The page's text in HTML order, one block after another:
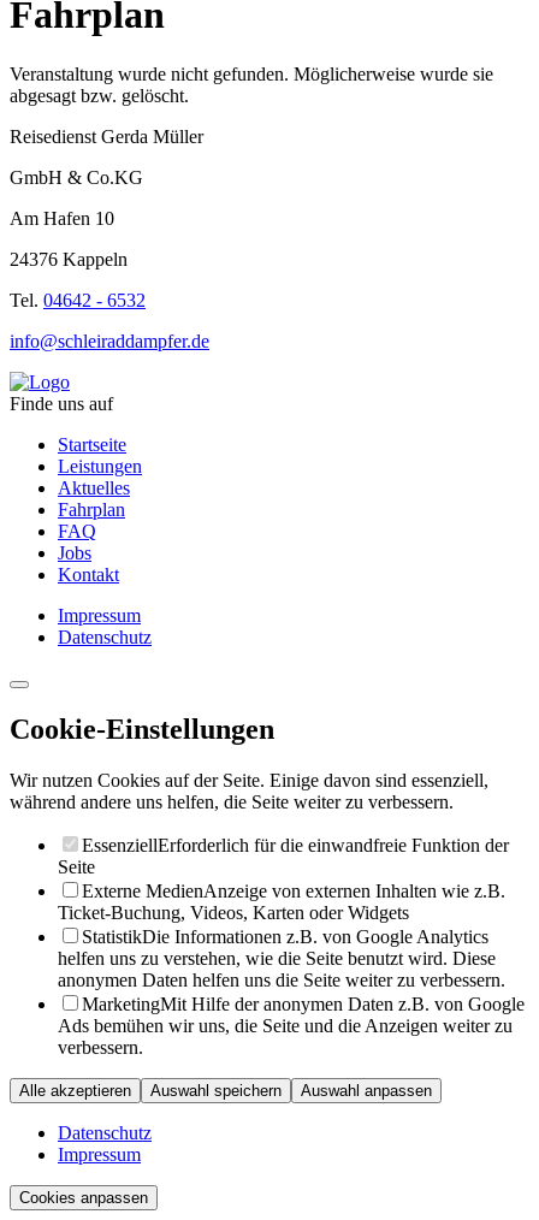
Fahrplan
Veranstaltung wurde nicht gefunden. Möglicherweise wurde sie
abgesagt bzw. gelöscht.
Reisedienst Gerda Müller
GmbH & Co.KG
Am Hafen 10
24376 Kappeln
Tel. 04642 - 6532
info@schleiraddampfer.de
Finde uns auf
Startseite
Leistungen
Aktuelles
Fahrplan
FAQ
Jobs
Kontakt
Impressum
Datenschutz
Cookie-Einstellungen
Wir nutzen Cookies auf der Seite. Einige davon sind essenziell,
während andere uns helfen, die Seite weiter zu verbessern.
EssenziellErforderlich für die einwandfreie Funktion der
Seite
Externe MedienAnzeige von externen Inhalten wie z.B.
Ticket-Buchung, Videos, Karten oder Widgets
StatistikDie Informationen z.B. von Google Analytics
helfen uns zu verstehen, wie die Seite benutzt wird. Diese
anonymen Daten helfen uns die Seite weiter zu verbessern.
MarketingMit Hilfe der anonymen Daten z.B. von Google
Ads bemühen wir uns, die Seite und die Anzeigen weiter zu
verbessern.
Alle akzeptieren Auswahl speichern Auswahl anpassen
Datenschutz
Impressum
Cookies anpassen